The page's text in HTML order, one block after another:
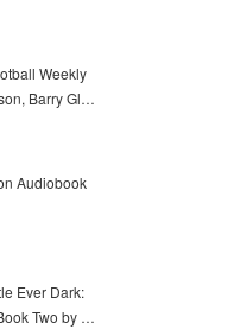
Weekly
Barry Gl…
Audiobook
Ever Dark:
Two by …